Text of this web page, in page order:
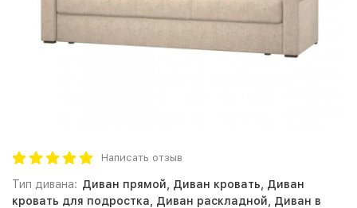
Написать отзыв
Тип дивана: Диван прямой, Диван кровать, Диван
кровать для подростка, Диван раскладной, Диван в